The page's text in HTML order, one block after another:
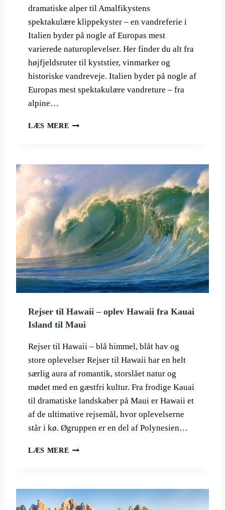
dramatiske alper til Amalfikystens
spektakulære klippekyster – en vandreferie i
Italien byder på nogle af Europas mest
varierede naturoplevelser. Her finder du alt fra
højfjeldsruter til kyststier, vinmarker og
historiske vandreveje. Italien byder på nogle af
Europas mest spektakulære vandreture – fra
alpine…
LÆS MERE
R
F
E
R
I
E
T
A
L
I
N
:
E
N
O
M
P
E
T
E
E
Rejser til Hawaii – oplev Hawaii fra Kauai
Island til Maui
Rejser til Hawaii – blå himmel, blåt hav og
store oplevelser Rejser til Hawaii har en helt
særlig aura af romantik, storslået natur og
mødet med en gæstfri kultur. Fra frodige Kauai
til dramatiske landskaber på Maui er Hawaii et
af de ultimative rejsemål, hvor oplevelserne
står i kø. Øgruppen er en del af Polynesien…
LÆS MERE
E
R